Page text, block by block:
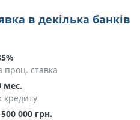
в декілька банків
проц. ставка
мес.
кредиту
000 грн.